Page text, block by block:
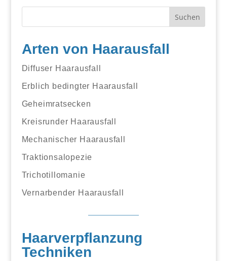
Arten von Haarausfall
Diffuser Haarausfall
Erblich bedingter Haarausfall
Geheimratsecken
Kreisrunder Haarausfall
Mechanischer Haarausfall
Traktionsalopezie
Trichotillomanie
Vernarbender Haarausfall
Haarverpflanzung
Techniken